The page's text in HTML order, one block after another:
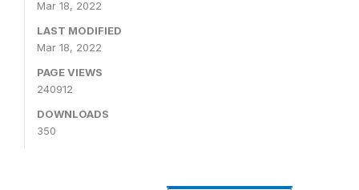
Mar 18, 2022
LAST MODIFIED
Mar 18, 2022
PAGE VIEWS
240912
DOWNLOADS
350